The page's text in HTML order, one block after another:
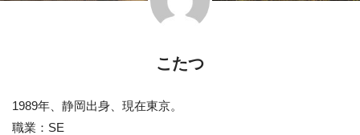
こたつ
1989年、静岡出身、現在東京。
職業：SE